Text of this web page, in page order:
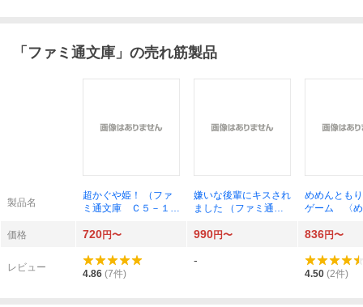
「 ファミ通文庫 」の売れ筋製品
製品名
超かぐや姫！ （ファ
ミ通文庫 Ｃ５－１－
ト／原作 スタジオコ
ると／著
嫌いな後輩にキスされ
ました （ファミ通文
灰庭たま／著
めめんとも
ゲーム 〈め
された！犯
通文庫 Ｍ２
１） 田口仙
価格 720円〜 990円〜 836円〜
レビュー
4.86 (7件)
-
4.50 (2件)